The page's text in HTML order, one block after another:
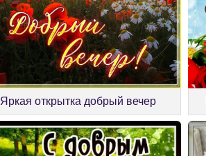
Яркая открытка добрый вечер